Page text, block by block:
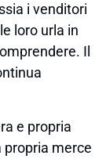
i venditori
loro urla in
Il
e propria
propria merce